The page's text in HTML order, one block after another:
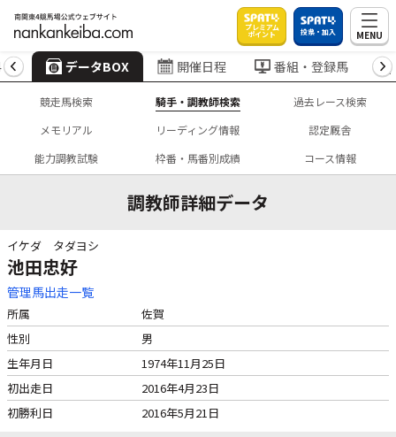
プレミアム
ポイント 投票・加入 MENU
データBOX 開催日程 番組・登録馬
競走馬検索 騎手・調教師検索
過去レース検索
メモリアル
リーディング情報
認定厩舎
能力調教試験
枠番・馬番別成績 コース情報
調教師詳細データ
イケダ タダヨシ
池田忠好
管理馬出走一覧
所属
佐賀
性別
男
生年月日
1974年11月25日
初出走日
2016年4月23日
初勝利日
2016年5月21日